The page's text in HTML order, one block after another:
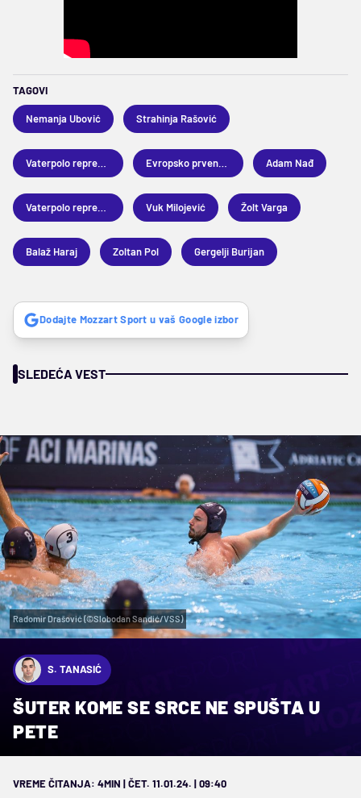
TAGOVI
Nemanja Ubović Strahinja Rašović
Adam Nađ
Vuk Milojević Žolt Varga
Balaž Haraj Zoltan Pol Gergelji Burijan
Dodajte Mozzart Sport u vaš Google izbor
SLEDEĆA VEST
Radomir Drašović (©Slobodan Sandić/VSS)
S. TANASIĆ
ŠUTER KOME SE SRCE NE SPUŠTA U
PETE
VREME ČITANJA: 4MIN | ČET. 11.01.24. | 09:40